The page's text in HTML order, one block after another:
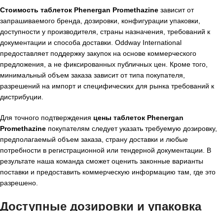
Стоимость таблеток Phenergan Promethazine зависит от
запрашиваемого бренда, дозировки, конфигурации упаковки,
доступности у производителя, страны назначения, требований к
документации и способа доставки. Oddway International
предоставляет поддержку закупок на основе коммерческого
предложения, а не фиксированных публичных цен. Кроме того,
минимальный объем заказа зависит от типа покупателя,
разрешений на импорт и специфических для рынка требований к
дистрибуции.
Для точного подтверждения цены таблеток Phenergan
Promethazine покупателям следует указать требуемую дозировку,
предполагаемый объем заказа, страну доставки и любые
потребности в регистрационной или тендерной документации. В
результате наша команда сможет оценить законные варианты
поставки и предоставить коммерческую информацию там, где это
разрешено.
Доступные дозировки и упаковка